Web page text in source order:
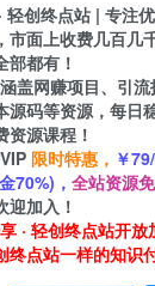
轻创终点站 | 专注
市面上收费几百几
部都有！
盖网赚项目、引
源码等资源，每日
资源课程！
限时特惠， ￥
70%)， 全站资源
迎加入！
· 轻创终点站开
终点站一样的知识